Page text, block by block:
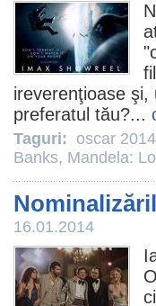
ireverenţioase
preferatul tău?...
Taguri: oscar 2014
Banks, Mandela:
16.01.2014